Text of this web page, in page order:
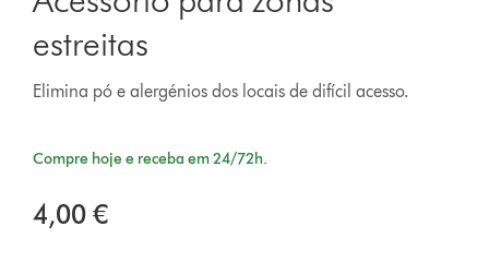
estreitas
Elimina pó e alergénios dos locais de difícil acesso.
Compre hoje e receba em 24/72h.
4,00 €